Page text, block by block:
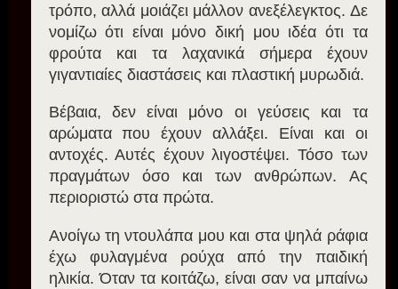
τρόπο, αλλά μοιάζει μάλλον ανεξέλεγκτος. Δε
νομίζω ότι είναι μόνο δική μου ιδέα ότι τα
φρούτα και τα λαχανικά σήμερα έχουν
γιγαντιαίες διαστάσεις και πλαστική μυρωδιά.
Βέβαια, δεν είναι μόνο οι γεύσεις και τα
αρώματα που έχουν αλλάξει. Είναι και οι
αντοχές. Αυτές έχουν λιγοστέψει. Τόσο των
πραγμάτων όσο και των ανθρώπων. Ας
περιοριστώ στα πρώτα.
Ανοίγω τη ντουλάπα μου και στα ψηλά ράφια
έχω φυλαγμένα ρούχα από την παιδική
ηλικία. Όταν τα κοιτάζω, είναι σαν να μπαίνω